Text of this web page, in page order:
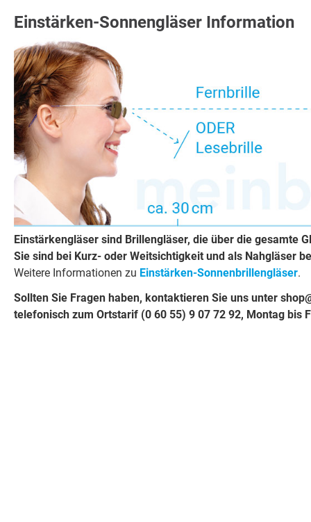
Einstärken-Sonnengläser Information
Einstärkengläser sind Brillengläser, die über die gesamte
Sie sind bei Kurz- oder Weitsichtigkeit und als Nahgläser
Weitere Informationen zu Einstärken-Sonnenbrillengläser.
Sollten Sie Fragen haben, kontaktieren Sie uns unter
telefonisch zum Ortstarif (0 60 55) 9 07 72 92, Montag bis